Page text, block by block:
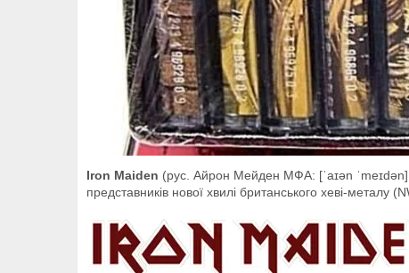
Iron Maiden (рус. Айрон Мейден МФА: [ˈaɪən
представників нової хвилі британського хеві-